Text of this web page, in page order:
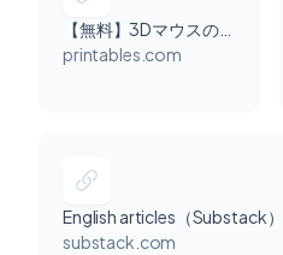
【無料】3Dマウスのケースデータ
printables.com
English articles（Substack）
substack.com